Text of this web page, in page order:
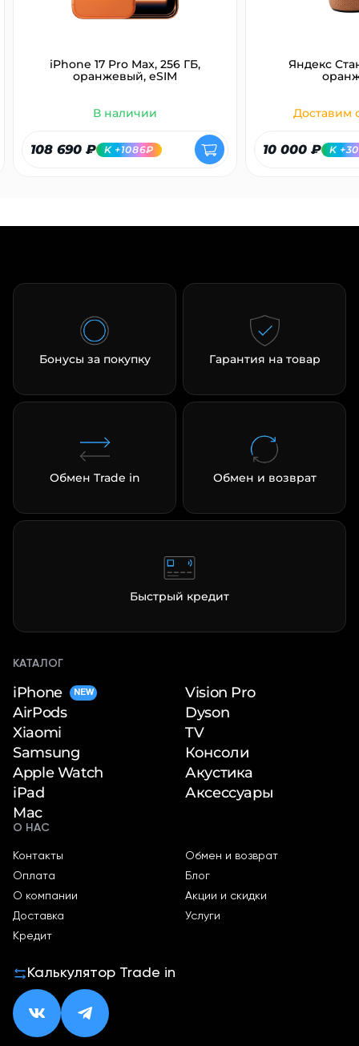
iPhone 17 Pro Max, 256 ГБ,
оранжевый, eSIM
В наличии
108 690 ₽ K +1086₽
Яндекс
Доставим
10 000 ₽ K
Бонусы за покупку Гарантия на товар
Обмен Trade in Обмен и возврат
Быстрый кредит
КАТАЛОГ
iPhone NEW
AirPods
Xiaomi
Samsung
Apple Watch
iPad
Mac
Vision Pro
Dyson
TV
Консоли
Акустика
Аксессуары
О НАС
Контакты
Оплата
О компании
Доставка
Кредит
Обмен и возврат
Блог
Акции и скидки
Услуги
Калькулятор Trade in